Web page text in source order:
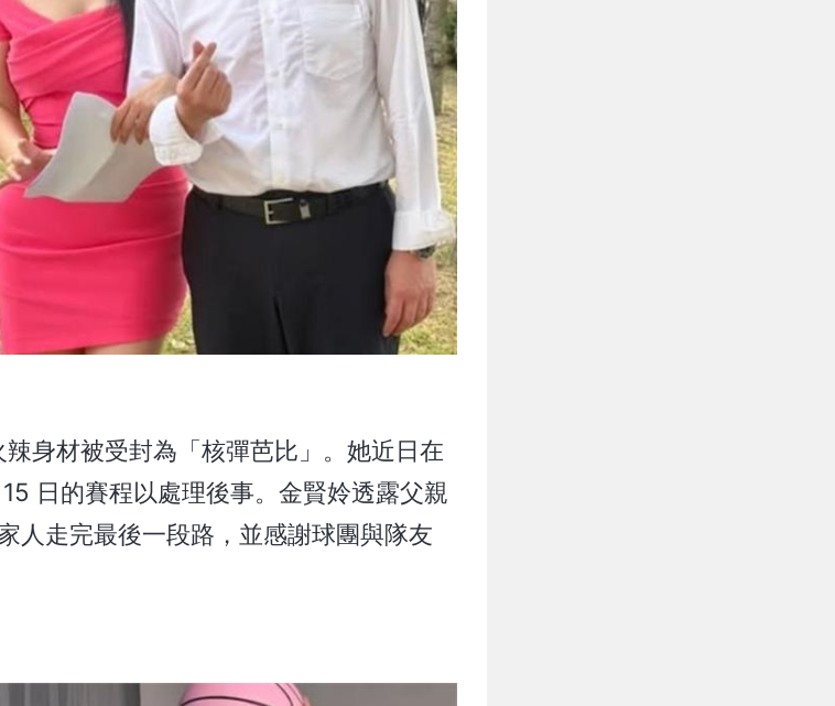
身材被受封為「核彈芭比」。她近日在
日的賽程以處理後事。金賢姈透露父親
人走完最後一段路，並感謝球團與隊友